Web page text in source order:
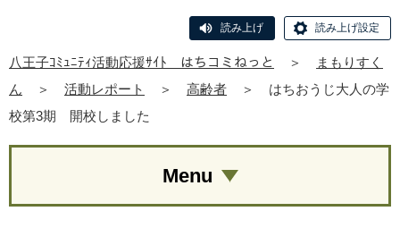
読み上げ 読み上げ設定
八王子ｺﾐｭﾆﾃｨ活動応援ｻｲﾄ はちコミねっと ＞
まもりすく
ん
＞ 活動レポート ＞ 高齢者 ＞
はちおうじ大人の学
校第3期 開校しました
Menu